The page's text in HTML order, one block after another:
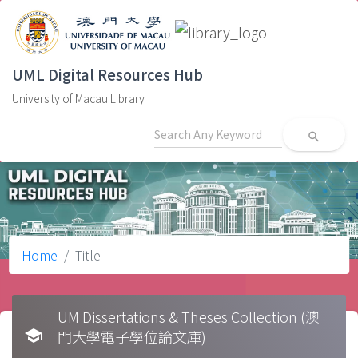
UML Digital Resources Hub
University of Macau Library
search
Home Title
school
UM Dissertations & Theses Collection (澳
門大學電子學位論文庫)